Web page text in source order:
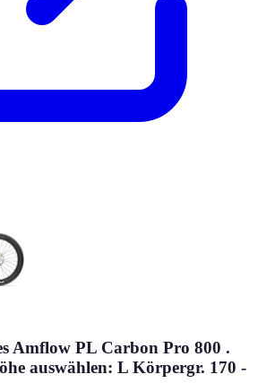
Amflow PL Carbon Pro 800 .
auswählen: L Körpergr. 170 -